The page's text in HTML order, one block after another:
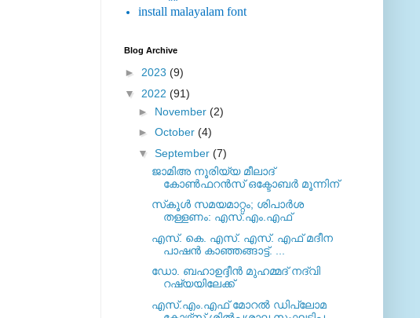
install malayalam font
Blog Archive
► 2023 (9)
▼ 2022 (91)
► November (2)
► October (4)
▼ September (7)
ജാമിഅ നൂരിയ്യ മീലാദ്
കോൺഫറൻസ് ഒക്ടോബർ മൂന്നിന്
സ്‌കൂള്‍ സമയമാറ്റം; ശിപാര്‍ശ
തള്ളണം: എസ്.എം.എഫ്
എസ്. കെ. എസ്. എസ്. എഫ് മദീന
പാഷന്‍ കാഞ്ഞങ്ങാട്ട്. ...
ഡോ. ബഹാഉദ്ദീന്‍ മുഹമ്മദ് നദ്‌വി
റഷ്യയിലേക്ക്
എസ്.എം.എഫ് മോറല്‍ ഡിപ്ലോമ